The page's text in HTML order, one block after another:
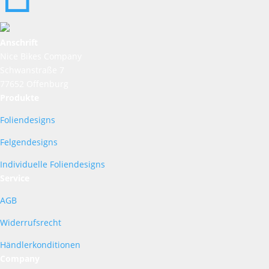
Foliendesigns
Felgendesigns
Individuelle Foliendesigns
AGB
Widerrufsrecht
Händlerkonditionen